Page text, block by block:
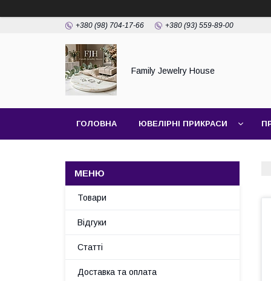
+380 (98) 704-17-66 +380 (93) 559-89-00
Family Jewelry House
ГОЛОВНА ЮВЕЛІРНІ ПРИКРАСИ
Товари
Відгуки
Статті
Доставка та оплата